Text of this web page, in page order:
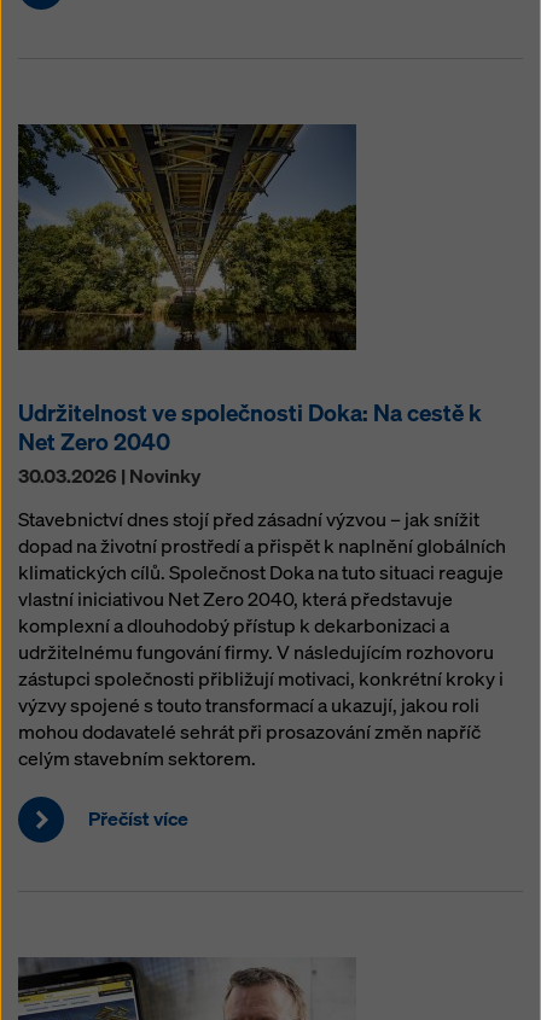
Udržitelnost ve společnosti Doka: Na cestě k
Net Zero 2040
30.03.2026 | Novinky
Stavebnictví dnes stojí před zásadní výzvou – jak snížit
dopad na životní prostředí a přispět k naplnění globálních
klimatických cílů. Společnost Doka na tuto situaci reaguje
vlastní iniciativou Net Zero 2040, která představuje
komplexní a dlouhodobý přístup k dekarbonizaci a
udržitelnému fungování firmy. V následujícím rozhovoru
zástupci společnosti přibližují motivaci, konkrétní kroky i
výzvy spojené s touto transformací a ukazují, jakou roli
mohou dodavatelé sehrát při prosazování změn napříč
celým stavebním sektorem.
Přečíst více